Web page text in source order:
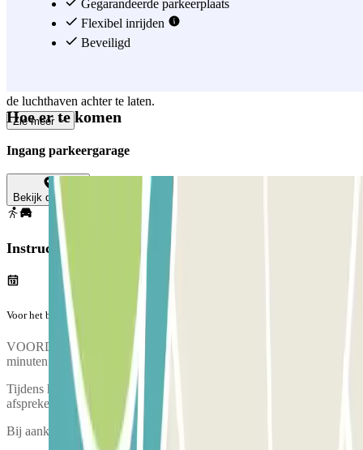
opgehaald, het nummer dat op uw boekingsbevestiging staat. Het
personeel vertelt u dan waar u uw auto weer kunt ophalen. Om
helemaal te ontspannen en zeker te zijn van een plekje, reserveer je
de luchthaven achter te laten.
Zie meer
Gegarandeerde parkeerplaats
Flexibel inrijden
Beveiligd
Hoe er te komen
Ingang parkeergarage
Bekijk de kaart
Instructies
Voor het begin van jouw reis
VOORDAT U BIJ DE PARKEERPLAATS AANKOMT: bel 15
minuten voor aankomst zodat uw auto kan worden opgehaald.
Tijdens het telefoongesprek zal iemand een ophaalpunt met je
afspreken.
Bij aankomst is er een inspectie van jouw voertuig.